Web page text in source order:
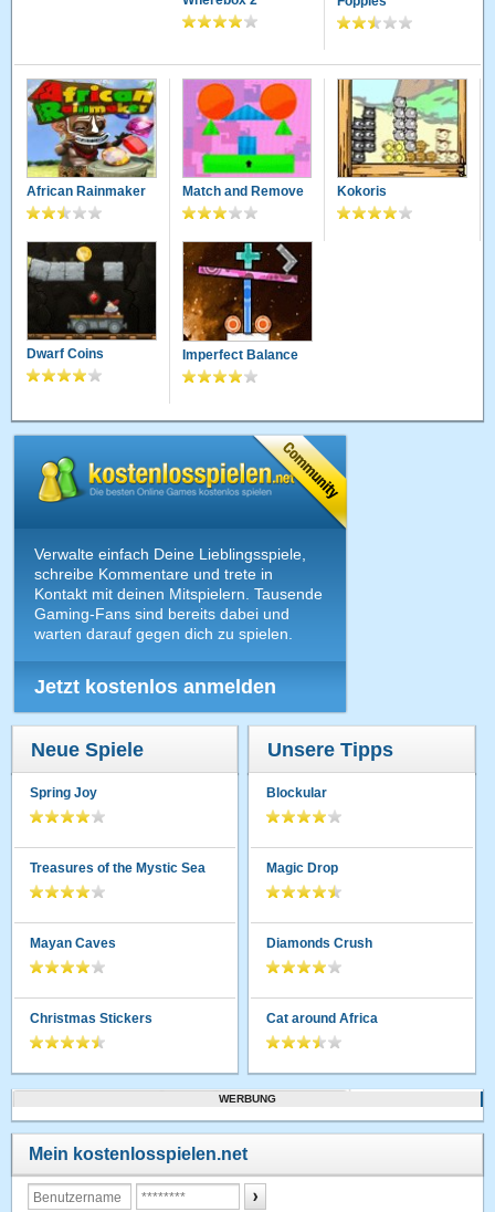
African Rainmaker Match and Remove Kokoris
Dwarf Coins Imperfect Balance
Verwalte einfach Deine Lieblingsspiele,
schreibe Kommentare und trete in
Kontakt mit deinen Mitspielern. Tausende
Gaming-Fans sind bereits dabei und
warten darauf gegen dich zu spielen.
Jetzt kostenlos anmelden
Neue Spiele
Spring Joy
Treasures of the Mystic Sea
Mayan Caves
Christmas Stickers
Unsere Tipps
Blockular
Magic Drop
Diamonds Crush
Cat around Africa
WERBUNG
Mein kostenlosspielen.net